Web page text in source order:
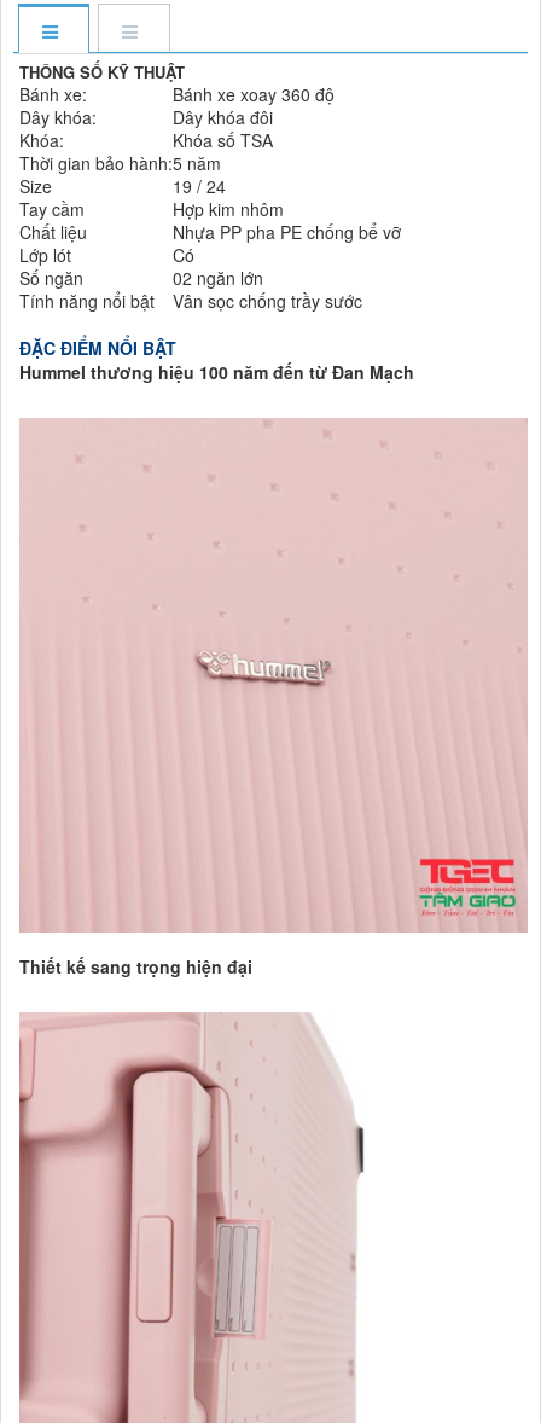
THÔNG SỐ KỸ THUẬT
Bánh xe:
Bánh xe xoay 360 độ
Dây khóa:
Dây khóa đôi
Khóa:
Khóa số TSA
Thời gian bảo hành:5 năm
Size
19 / 24
Tay cầm
Hợp kim nhôm
Chất liệu
Nhựa PP pha PE chống bể vỡ
Lớp lót
Có
Số ngăn
02 ngăn lớn
Tính năng nổi bật
Vân sọc chống trầy sước
ĐẶC ĐIỂM NỔI BẬT
Hummel thương hiệu 100 năm đến từ Đan Mạch
Thiết kế sang trọng hiện đại